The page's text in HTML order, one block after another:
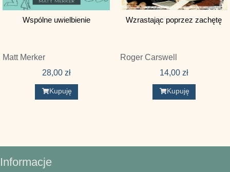
John Stott
John Temple
Keith L. Brooks
Manfred Röseler
Mark Dever
Matthew S. Harmon
Mez McConnell
Wspólne uwielbienie
Matt Merker
28,00 zł
Kupuję
Wzrastając poprzez zachętę
Roger Carswell
14,00 zł
Kupuję
Informacje